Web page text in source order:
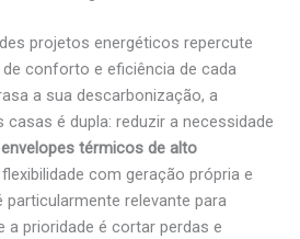
projetos energéticos repercute
conforto e eficiência de cada
a sua descarbonização, a
é dupla: reduzir a necessidade
envelopes térmicos de alto
com geração própria e
relevante para
a prioridade é cortar perdas e